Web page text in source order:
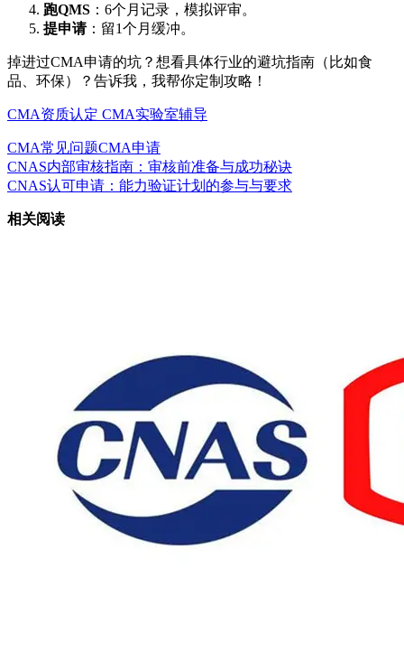
跑QMS ：6个月记录，模拟评审。
提申请：留1个月缓冲。
掉进过CMA申请的坑？想看具体行业的避坑指南（比如食
品、环保）？告诉我，我帮你定制攻略！
CMA资质认定 CMA实验室辅导
CMA常见问题CMA申请
CNAS内部审核指南：审核前准备与成功秘诀
CNAS认可申请：能力验证计划的参与与要求
相关阅读